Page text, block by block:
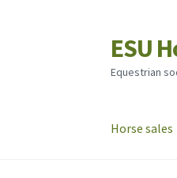
Skip
to
navigation
Skip
to
content
ESU
Equestrian
Horse sales